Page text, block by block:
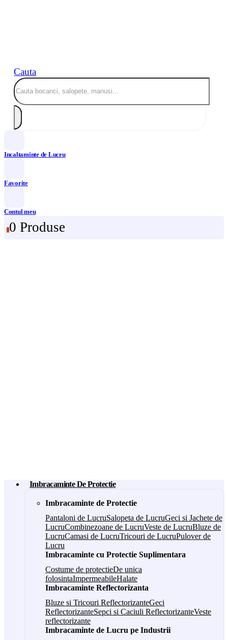
Cauta
Incaltaminte de Lucru
Favorite
Contul meu
00 Produse
Imbracaminte De Protectie
Imbracaminte de Protectie
Pantaloni de LucruSalopeta de LucruGeci si Jachete de
LucruCombinezoane de LucruVeste de LucruBluze de
LucruCamasi de LucruTricouri de LucruPulover de
Lucru
Imbracaminte cu Protectie Suplimentara
Costume de protectieDe unica
folosintaImpermeabileHalate
Imbracaminte Reflectorizanta
Bluze si Tricouri ReflectorizanteGeci
ReflectorizanteSepci si Caciuli ReflectorizanteVeste
reflectorizante
Imbracaminte de Lucru pe Industrii